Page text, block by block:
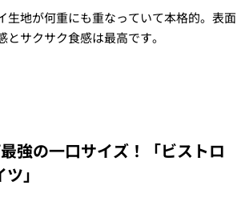
生地が何重にも重なっていて本格的。表面
とサクサク食感は最高です。
最強の一口サイズ！「ビストロ
」